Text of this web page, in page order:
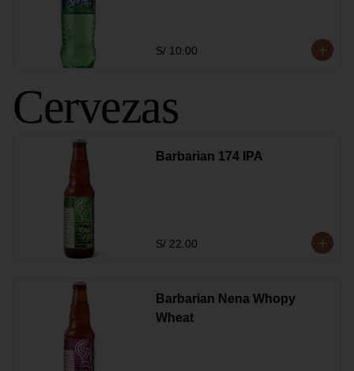
S/ 10.00
Cervezas
Barbarian 174 IPA
S/ 22.00
Barbarian Nena Whopy
Wheat